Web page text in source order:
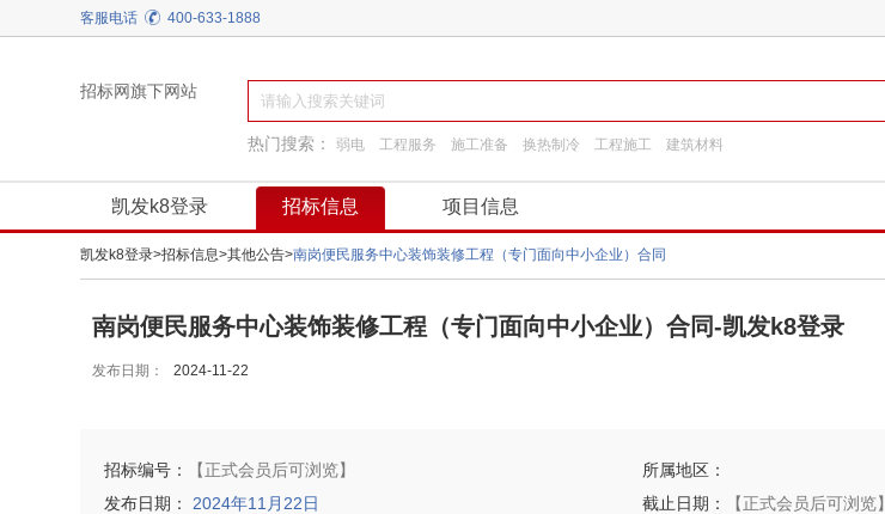
客服电话 400-633-1888
招标网旗下网站
热门搜索： 弱电 工程服务 施工准备 换热制冷 工程施工
建筑材料
凯发k8登录 招标信息 项目信息
凯发k8登录>招标信息>其他公告>南岗便民服务中心装饰装修工程（专门面向中小企业）合同
南岗便民服务中心装饰装修工程（专门面向中小企业）合同-凯发k8登录
发布日期： 2024-11-22
招标编号：
【正式会员后可浏览】
发布日期：
2024年11月22日
所属地区：
截止日期：
【正式会员后可浏览】